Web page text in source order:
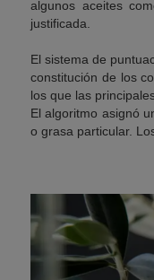
algunos aceites
justificada.
El sistema de
constitución de los
los que las
El algoritmo asignó
o grasa particular.